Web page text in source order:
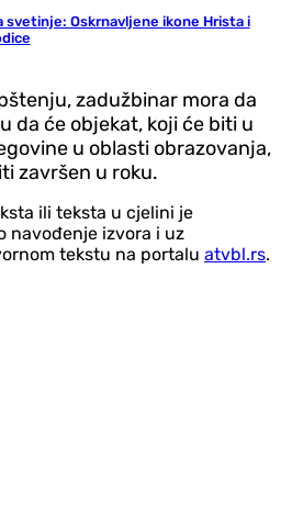
svetinje: Oskrnavljene ikone Hrista i
zadužbinar mora da
da će objekat, koji će biti u
u oblasti obrazovanja,
završen u roku.
ili teksta u cjelini je
navođenje izvora i uz
tekstu na portalu atvbl.rs.